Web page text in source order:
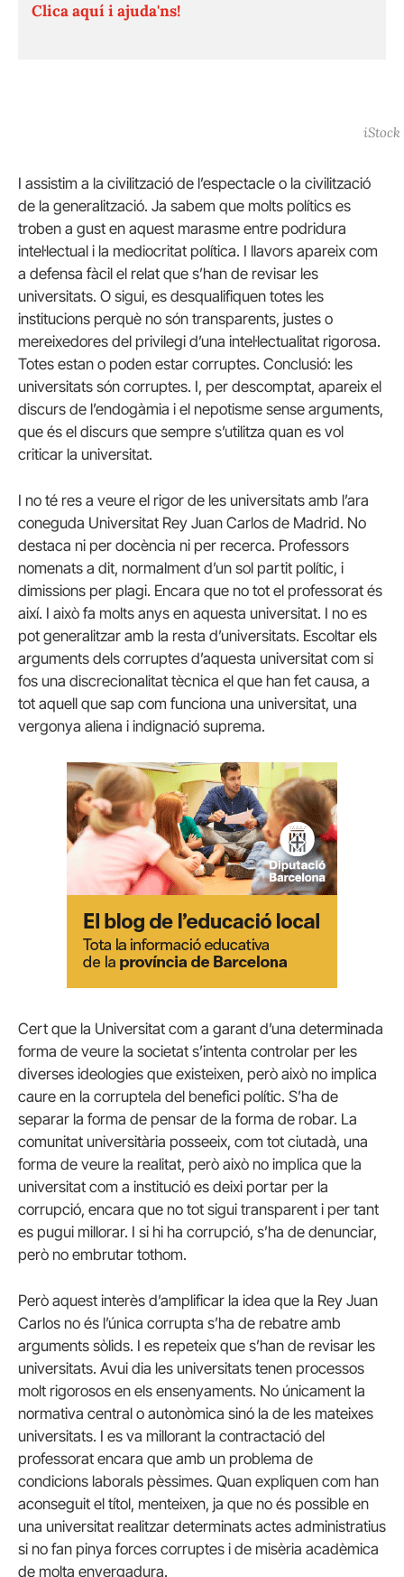
Clica aquí i ajuda'ns!
iStock
I assistim a la civilització de l’espectacle o la civilització
de la generalització. Ja sabem que molts polítics es
troben a gust en aquest marasme entre podridura
intel·lectual i la mediocritat política. I llavors apareix com
a defensa fàcil el relat que s’han de revisar les
universitats. O sigui, es desqualifiquen totes les
institucions perquè no són transparents, justes o
mereixedores del privilegi d’una intel·lectualitat rigorosa.
Totes estan o poden estar corruptes. Conclusió: les
universitats són corruptes. I, per descomptat, apareix el
discurs de l’endogàmia i el nepotisme sense arguments,
que és el discurs que sempre s’utilitza quan es vol
criticar la universitat.
I no té res a veure el rigor de les universitats amb l’ara
coneguda Universitat Rey Juan Carlos de Madrid. No
destaca ni per docència ni per recerca. Professors
nomenats a dit, normalment d’un sol partit polític, i
dimissions per plagi. Encara que no tot el professorat és
així. I això fa molts anys en aquesta universitat. I no es
pot generalitzar amb la resta d’universitats. Escoltar els
arguments dels corruptes d’aquesta universitat com si
fos una discrecionalitat tècnica el que han fet causa, a
tot aquell que sap com funciona una universitat, una
vergonya aliena i indignació suprema.
Cert que la Universitat com a garant d’una determinada
forma de veure la societat s’intenta controlar per les
diverses ideologies que existeixen, però això no implica
caure en la corruptela del benefici polític. S’ha de
separar la forma de pensar de la forma de robar. La
comunitat universitària posseeix, com tot ciutadà, una
forma de veure la realitat, però això no implica que la
universitat com a institució es deixi portar per la
corrupció, encara que no tot sigui transparent i per tant
es pugui millorar. I si hi ha corrupció, s’ha de denunciar,
però no embrutar tothom.
Però aquest interès d’amplificar la idea que la Rey Juan
Carlos no és l’única corrupta s’ha de rebatre amb
arguments sòlids. I es repeteix que s’han de revisar les
universitats. Avui dia les universitats tenen processos
molt rigorosos en els ensenyaments. No únicament la
normativa central o autonòmica sinó la de les mateixes
universitats. I es va millorant la contractació del
professorat encara que amb un problema de
condicions laborals pèssimes. Quan expliquen com han
aconseguit el títol, menteixen, ja que no és possible en
una universitat realitzar determinats actes administratius
si no fan pinya forces corruptes i de misèria acadèmica
de molta envergadura.